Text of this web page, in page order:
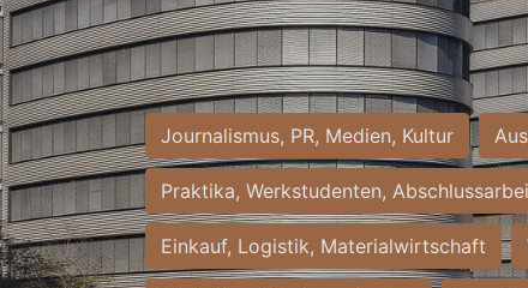
Journalismus, PR, Medien, Kultur
Praktika, Werkstudenten,
Einkauf, Logistik, Materialwirtschaft